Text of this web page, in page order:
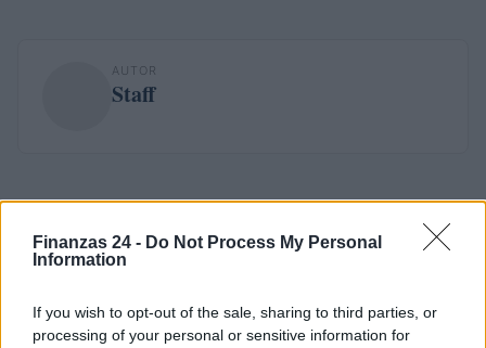
Finanzas 24 - Do Not Process My Personal
Information
If you wish to opt-out of the sale, sharing to third parties, or
processing of your personal or sensitive information for
AUTOR
Staff